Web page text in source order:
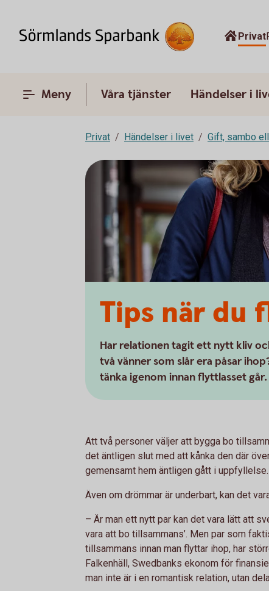
Privat
Meny Våra tjänster Händelser i
Privat Händelser i livet Gift, sambo
Tips när du
Har relationen tagit ett nytt kliv
två vänner som slår era påsar
tänka igenom innan flyttlasset går.
Att två personer väljer att bygga bo
det äntligen slut med att kånka den där
gemensamt hem äntligen gått i uppfyllelse.
Även om drömmar är underbart, kan det
– Är man ett nytt par kan det vara lätt att
vara att bo tillsammans’. Men par som
tillsammans innan man flyttar ihop, har
Falkenhäll, Swedbanks ekonom för
man inte är i en romantisk relation, utan